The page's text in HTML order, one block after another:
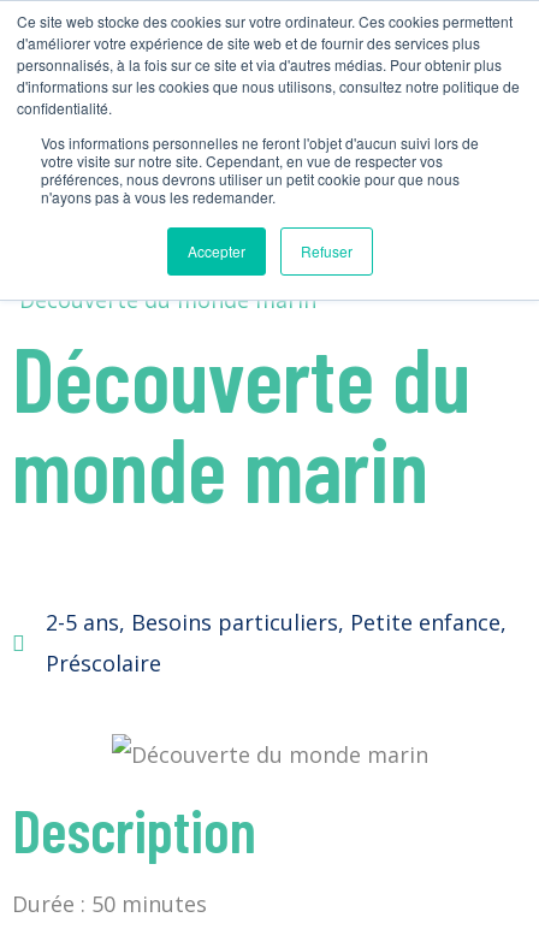
Ce site web stocke des cookies sur votre ordinateur. Ces cookies permettent
d'améliorer votre expérience de site web et de fournir des services plus
personnalisés, à la fois sur ce site et via d'autres médias. Pour obtenir plus
d'informations sur les cookies que nous utilisons, consultez notre politique de
confidentialité.
Vos informations personnelles ne feront l'objet d'aucun suivi lors de
votre visite sur notre site. Cependant, en vue de respecter vos
préférences, nous devrons utiliser un petit cookie pour que nous
n'ayons pas à vous les redemander.
Accepter Refuser
Activity Tag :2-5
ans
Découverte du monde
Découverte du
monde marin
2-5 ans, Besoins particuliers, Petite enfance,
Préscolaire
Description
Durée : 50 minutes